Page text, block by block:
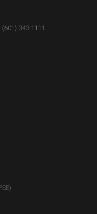
con el servicio
-
información para la
cuentas y la difusión
Mercados
del principio de
343-1111